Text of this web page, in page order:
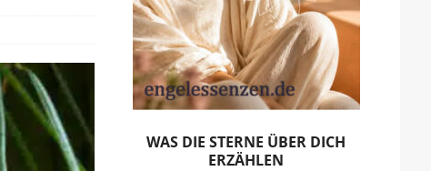
WAS DIE STERNE ÜBER DICH
ERZÄHLEN